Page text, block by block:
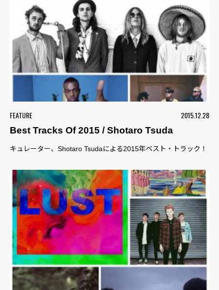
FEATURE
2015.12.28
Best Tracks Of 2015 / Shotaro Tsuda
キュレーター、Shotaro Tsudaによる2015年ベスト・トラック！